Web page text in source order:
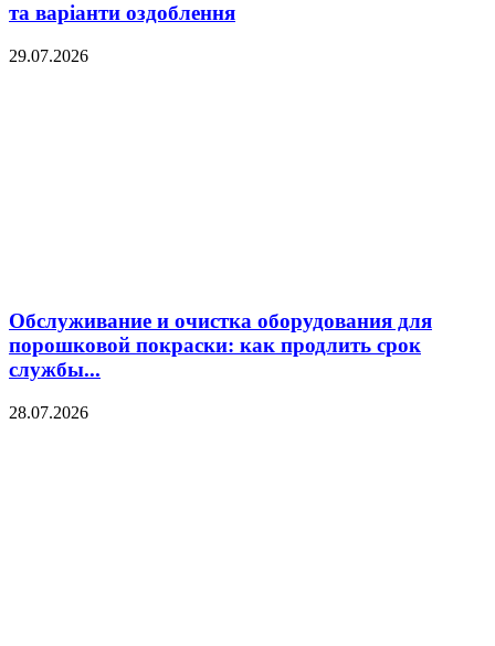
та варіанти оздоблення
29.07.2026
Обслуживание и очистка оборудования для
порошковой покраски: как продлить срок
службы...
28.07.2026